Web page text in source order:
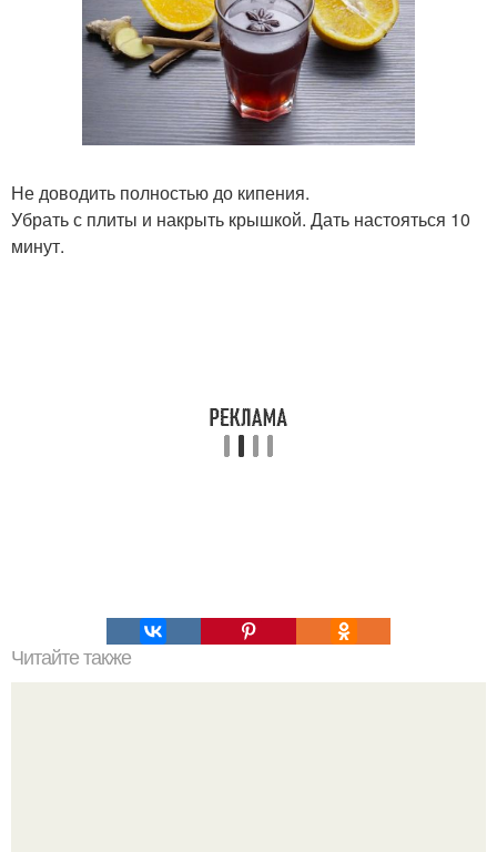
Не доводить полностью до кипения.
Убрать с плиты и накрыть крышкой. Дать настояться 10
минут.
Читайте также